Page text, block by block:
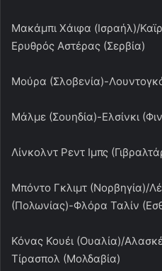
Μακάμπι Χάιφα (Ισραήλ)/
Ερυθρός Αστέρας (Σερβία)
Μούρα (Σλοβενία)-
Μάλμε (Σουηδία)-Ελσίνκι
Λίνκολντ Ρεντ Ιμπς
Μπόντο Γκλιμτ (Νορβηγία)/
(Πολωνίας)-Φλόρα Ταλίν
Κόνας Κουέι (Ουαλία)/
Τίρασπολ (Μολδαβία)